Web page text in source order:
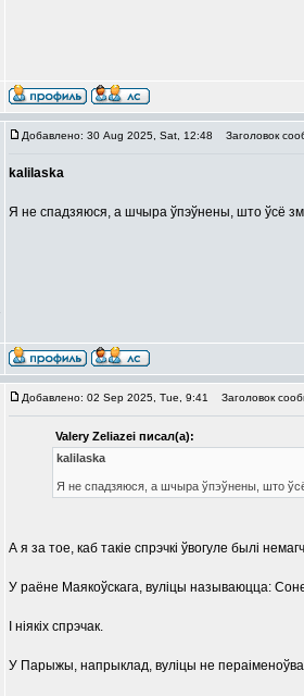
Добавлено: 30 Aug 2025, Sat, 12:48 Заголовок
kalilaska
Я не спадзяюся, а шчыра ўпэўнены, што ўсё
Добавлено: 02 Sep 2025, Tue, 9:41 Заголовок
Valery Zeliazei писал(а):
kalilaska
Я не спадзяюся, а шчыра ўпэўнены, што ўсё
А я за тое, каб такіе спрэчкі ўвогуле былі
У раёне Маякоўскага, вуліцы называюцца:
І ніякіх спрэчак.
У Парыжы, напрыклад, вуліцы не